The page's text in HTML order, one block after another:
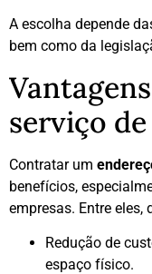
A escolha depende
bem como da
serviço
Contratar um
benefícios,
empresas. Entre eles,
Redução de
espaço físico.